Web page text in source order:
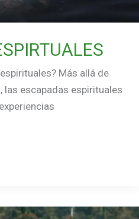
Más allá de
las escapadas espirituales